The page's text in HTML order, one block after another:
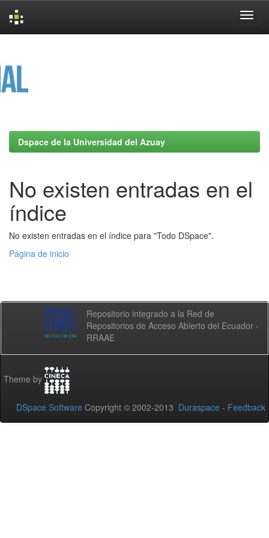
Dspace de la Universidad del Azuay
No existen entradas en el
índice
No existen entradas en el índice para "Todo DSpace".
Página de inicio
Repositorio integrado a la Red de
Repositorios de Acceso Abierto del Ecuador -
RRAAE
Theme by
DSpace Software Copyright © 2002-2013 Duraspace - Feedback